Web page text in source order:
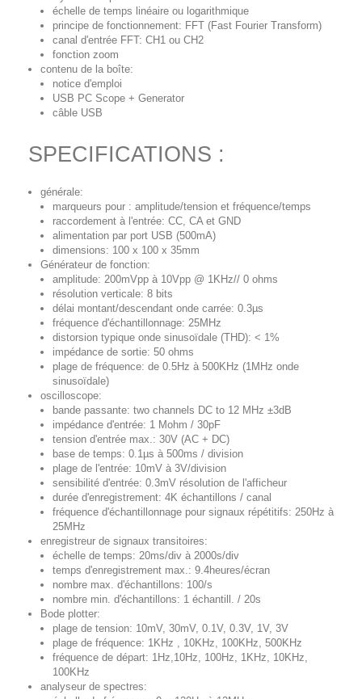
échelle de temps linéaire ou logarithmique
principe de fonctionnement: FFT (Fast Fourier Transform)
canal d'entrée FFT: CH1 ou CH2
fonction zoom
contenu de la boîte:
notice d'emploi
USB PC Scope + Generator
câble USB
SPECIFICATIONS :
générale:
marqueurs pour : amplitude/tension et fréquence/temps
raccordement à l'entrée: CC, CA et GND
alimentation par port USB (500mA)
dimensions: 100 x 100 x 35mm
Générateur de fonction:
amplitude: 200mVpp à 10Vpp @ 1KHz// 0 ohms
résolution verticale: 8 bits
délai montant/descendant onde carrée: 0.3µs
fréquence d'échantillonnage: 25MHz
distorsion typique onde sinusoïdale (THD): < 1%
impédance de sortie: 50 ohms
plage de fréquence: de 0.5Hz à 500KHz (1MHz onde
sinusoïdale)
oscilloscope:
bande passante: two channels DC to 12 MHz ±3dB
impédance d'entrée: 1 Mohm / 30pF
tension d'entrée max.: 30V (AC + DC)
base de temps: 0.1µs à 500ms / division
plage de l'entrée: 10mV à 3V/division
sensibilité d'entrée: 0.3mV résolution de l'afficheur
durée d'enregistrement: 4K échantillons / canal
fréquence d'échantillonnage pour signaux répétitifs: 250Hz à
25MHz
enregistreur de signaux transitoires:
échelle de temps: 20ms/div à 2000s/div
temps d'enregistrement max.: 9.4heures/écran
nombre max. d'échantillons: 100/s
nombre min. d'échantillons: 1 échantill. / 20s
Bode plotter:
plage de tension: 10mV, 30mV, 0.1V, 0.3V, 1V, 3V
plage de fréquence: 1KHz , 10KHz, 100KHz, 500KHz
fréquence de départ: 1Hz,10Hz, 100Hz, 1KHz, 10KHz,
100KHz
analyseur de spectres: